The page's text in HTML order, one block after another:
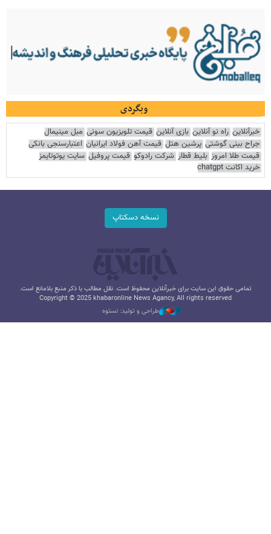
وبگردی
خبرآنلاین راه نو آنلاین بازی آنلاین قیمت تلویزیون سونی مبل مینیمال
جراح بینی گوشتی پرشین هتل قیمت آهن فولاد ایرانیان اعتبارسنجی بانکی
قیمت طلا امروز بلیط قطار شرکت رادوکو قیمت پروفیل سایت یوتوتایمز
خرید اکانت chatgpt
نسخه دسکتاپ
تمامی حقوق این سایت برای خبرآنلاین محفوظ است. نقل مطالب با ذکر منبع بلامانع است.
Copyright © 2025 khabaronline News Agancy, All rights reserved
طراحی و تولید: نستوه